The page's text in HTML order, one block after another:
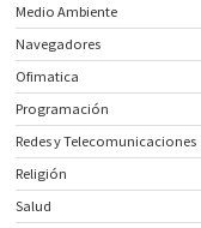
Medio Ambiente
Navegadores
Ofimatica
Programación
Redes y Telecomunicaciones
Religión
Salud